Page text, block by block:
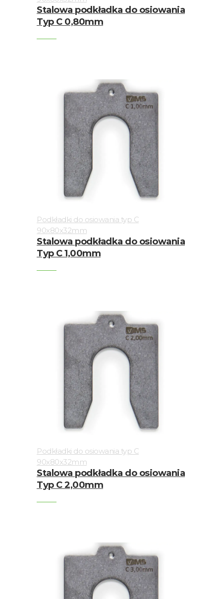
Stalowa podkładka do osiowania
Typ C 0,80mm
Podkładki do osiowania typ C
90x80x32mm
Stalowa podkładka do osiowania
Typ C 1,00mm
Podkładki do osiowania typ C
90x80x32mm
Stalowa podkładka do osiowania
Typ C 2,00mm